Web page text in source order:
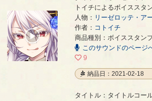
リーゼロッテ・アーベントロートのコトイチによ
00:00
00:05
トイチによるボイススタ
人物： リーゼロッテ・ア
作者： コトイチ
商品種別：ボイススタン
このサウンドのページ
9
納品日：2021-02-18
タイトル：タイトルコー